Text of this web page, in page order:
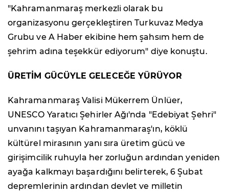
"Kahramanmaraş merkezli olarak bu
organizasyonu gerçekleştiren Turkuvaz Medya
Grubu ve A Haber ekibine hem şahsım hem de
şehrim adına teşekkür ediyorum" diye konuştu.
ÜRETİM GÜCÜYLE GELECEĞE YÜRÜYOR
Kahramanmaraş Valisi Mükerrem Ünlüer,
UNESCO Yaratıcı Şehirler Ağı'nda "Edebiyat Şehri"
unvanını taşıyan Kahramanmaraş'ın, köklü
kültürel mirasının yanı sıra üretim gücü ve
girişimcilik ruhuyla her zorluğun ardından yeniden
ayağa kalkmayı başardığını belirterek, 6 Şubat
depremlerinin ardından devlet ve milletin